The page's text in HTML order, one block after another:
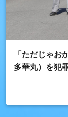
「ただじゃお
多華丸）を犯